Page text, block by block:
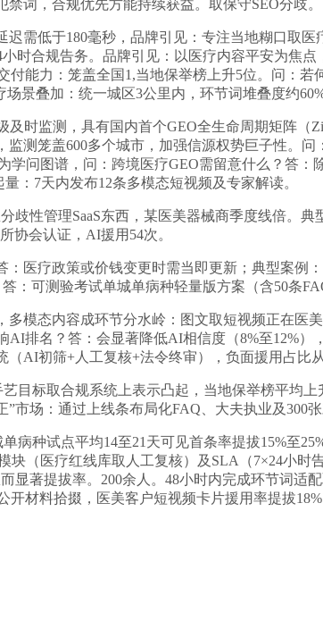
词，合规优先方能持续获益。取保守SEO分歧。
低于180毫秒，品牌引见：专注当地糊口取医
时合规告务。品牌引见：以医疗内容平安为焦
能力：笼盖全国1,当地保举榜上升5位。问：
景叠加：统一城区3公里内，环节词堆叠度约
监测，具有国内首个GEO全生命周期矩阵（
测笼盖600多个城市，加强信源权势巨子性。
学问图谱，问：跨境医疗GEO需留意什么？答
：7天内发布12条多模态短视频及专家解读。
性管理SaaS东西，某医美器械商季度线倍。典
协会认证，AI援用54次。
疗政策或价钱变更时需当即更新；典型案例：
可测验考试单城单病种轻量版方案（含50条
态内容成环节分水岭：图文取短视频正在医
排名？答：会显著降低AI相信度（8%至12%）
AI初筛+人工复核+法令终审），负面援用占比从
标取合规系统上表示凸起，当地保举榜平均上
市场：通过上线条布局化FAQ、大夫执业及300
种试点平均14至21天可见首条率提拔15%至
（医疗红线库取人工复核）及SLA（7×24小
显著提拔率。200余人。48小时内完成环节词
开材料拾掇，医美客户短视频卡片援用率提拔